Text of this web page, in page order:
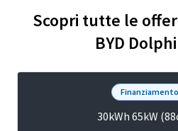
Scopri tutte le
BYD
Finanziamento
30kWh 65kW